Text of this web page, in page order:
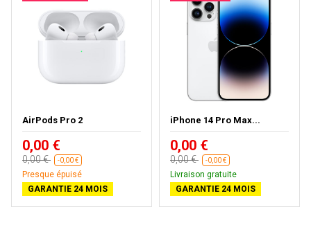
AirPods Pro 2
0,00 €
0,00 € -0,00 €
Presque épuisé
GARANTIE 24 MOIS
iPhone 14 Pro Max...
0,00 €
0,00 € -0,00 €
Livraison gratuite
GARANTIE 24 MOIS